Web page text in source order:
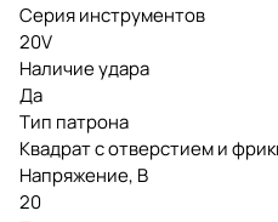
Серия инструментов
20V
Наличие удара
Да
Тип патрона
Квадрат с отверстием и
Напряжение, В
20